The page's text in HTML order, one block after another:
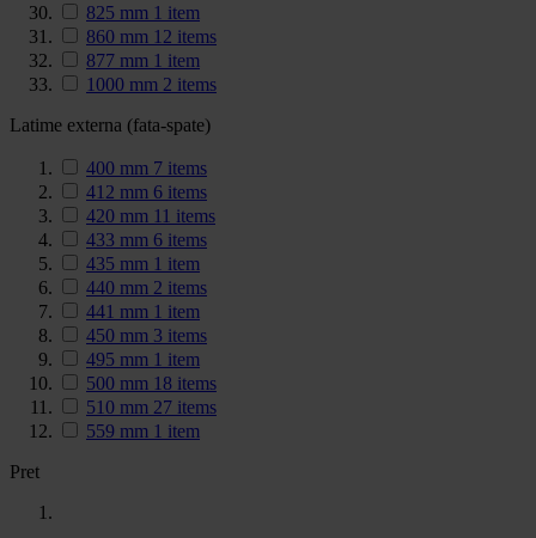
825 mm 1 item
860 mm 12 items
877 mm 1 item
1000 mm 2 items
Latime externa (fata-spate)
400 mm 7 items
412 mm 6 items
420 mm 11 items
433 mm 6 items
435 mm 1 item
440 mm 2 items
441 mm 1 item
450 mm 3 items
495 mm 1 item
500 mm 18 items
510 mm 27 items
559 mm 1 item
Pret